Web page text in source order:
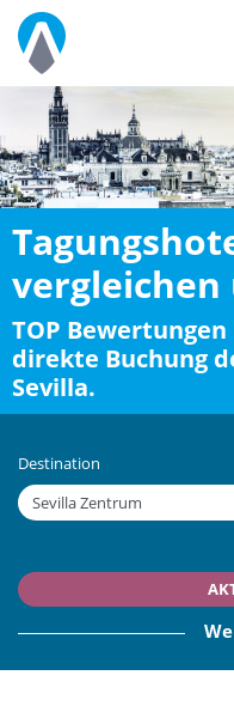
vergleichen
TOP
direkte Buchung
Sevilla.
Destination